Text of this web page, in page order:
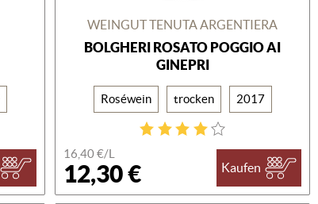
WEINGUT TENUTA ARGENTIERA
BOLGHERI ROSATO POGGIO AI
GINEPRI
Roséwein trocken 2017
16,40 €/L
12,30 € Kaufen